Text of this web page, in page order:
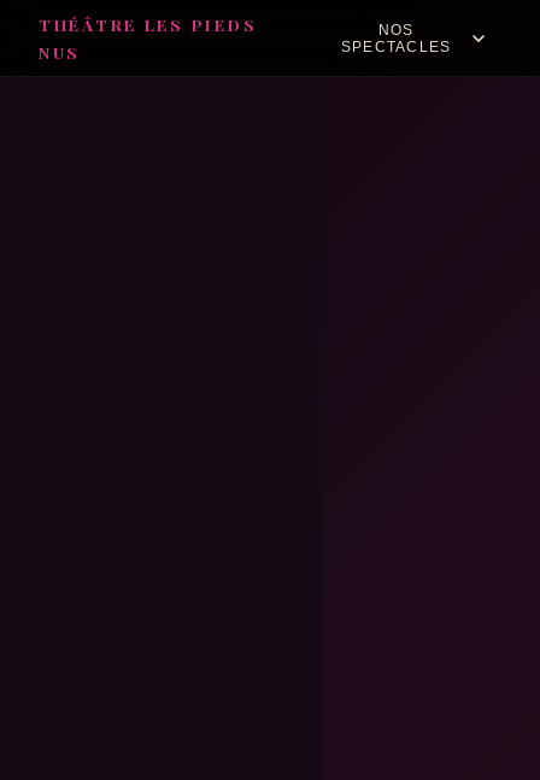
THÉÂTRE LES PIEDS
NUS
NOS
SPECTACLES